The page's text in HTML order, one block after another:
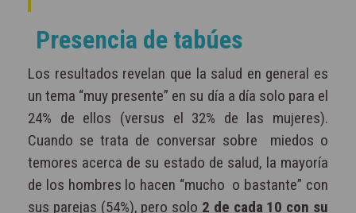
Presencia de tabúes
Los resultados revelan que la salud en general es
un tema “muy presente” en su día a día solo para el
24% de ellos (versus el 32% de las mujeres).
Cuando se trata de conversar sobre
miedos o
temores acerca de su estado de salud, la mayoría
de los hombres lo hacen “mucho o bastante” con
sus parejas (54%), pero solo 2 de cada 10 con su